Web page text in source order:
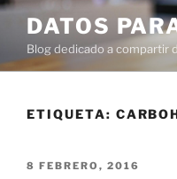
Ir
contenido
DATOS
Blog dedicado a compartir
ETIQUETA:
PUBLICADO
8 FEBRERO, 2016